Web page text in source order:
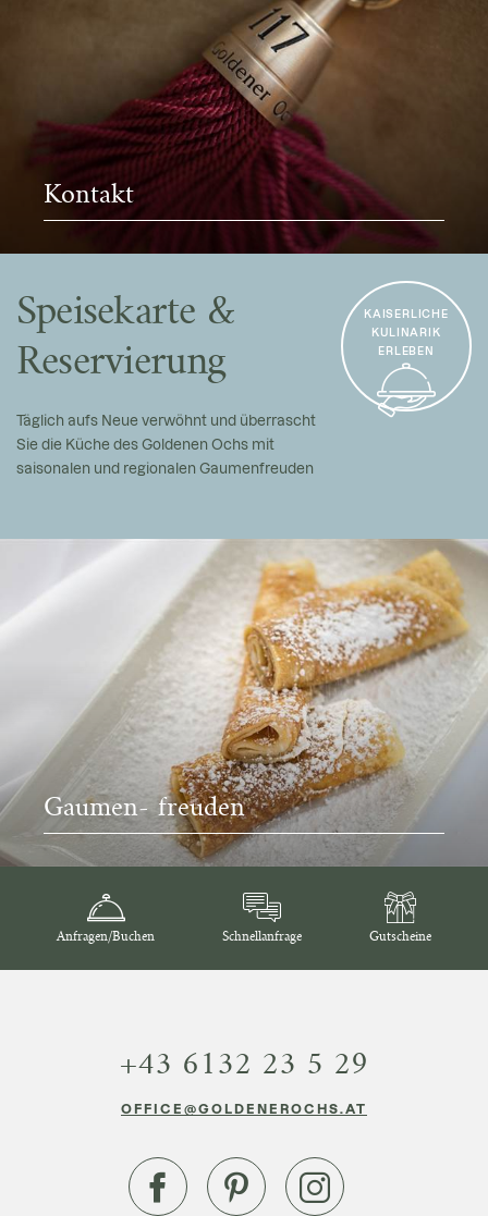
Kontakt
Speisekarte &
Reservierung
Täglich aufs Neue verwöhnt und überrascht
Sie die Küche des Goldenen Ochs mit
saisonalen und regionalen Gaumenfreuden
KAISERLICHE
KULINARIK
ERLEBEN
Gaumen- freuden
Anfragen/Buchen Schnellanfrage Gutscheine
+43 6132 23 5 29
OFFICE@GOLDENEROCHS.AT